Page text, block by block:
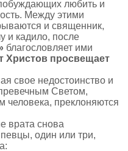
любить и
Между этими
и священник,
и кадило, после
благословляет ими
Христов просвещает
свое недостоинство и
Светом,
преклоняются
врата снова
один или три,